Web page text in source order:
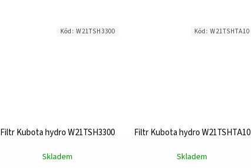
Filtr Kubota hydro W21TSH3300
Skladem
Kód: W21TSH3300
Filtr Kubota hydro W21TSHTA10
Skladem
Kód: W21TSHTA10